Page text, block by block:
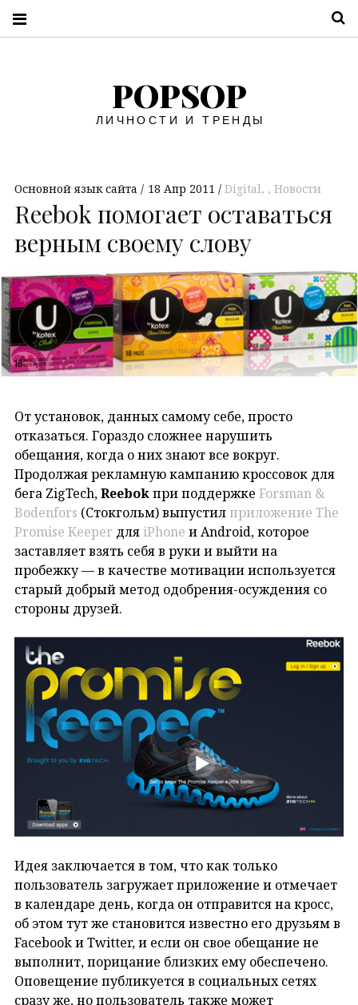
POPSOP
ЛИЧНОСТИ И ТРЕНДЫ
Основной язык сайта 18 Апр 2011 Digital, Новости
Reebok помогает оставаться
верным своему слову
От установок, данных самому себе, просто
отказаться. Гораздо сложнее нарушить
обещания, когда о них знают все вокруг.
Продолжая рекламную кампанию кроссовок для
бега ZigTech,Reebokпри поддержке Forsman &
Bodenfors (Стокгольм) выпустил приложение The
Promise Keeper дляiPhone и Android, которое
заставляет взять себя в руки и выйти на
пробежку — в качестве мотивации используется
старый добрый метод одобрения-осуждения со
стороны друзей.
Идея заключается в том, что как только
пользователь загружает приложение и отмечает
в календаре день, когда он отправится на кросс,
об этом тут же становится известно его друзьям в
Facebook и Twitter, и если он свое обещание не
выполнит, порицание близких ему обеспечено.
Оповещение публикуется в социальных сетях
сразу же, но пользователь также может